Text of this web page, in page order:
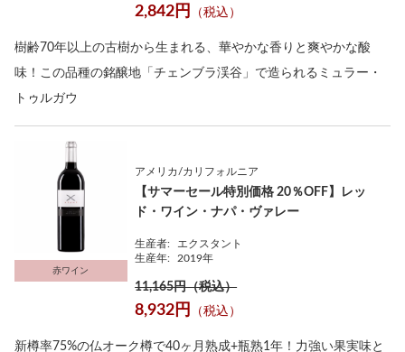
2,842円 （税込）
樹齢70年以上の古樹から生まれる、華やかな香りと爽やかな酸
味！この品種の銘醸地「チェンブラ渓谷」で造られるミュラー・
トゥルガウ
赤ワイン
アメリカ/カリフォルニア
【サマーセール特別価格 20％OFF】レッ
ド・ワイン・ナパ・ヴァレー
生産者:
エクスタント
生産年:
2019年
11,165円（税込）
8,932円 （税込）
新樽率75%の仏オーク樽で40ヶ月熟成+瓶熟1年！力強い果実味と